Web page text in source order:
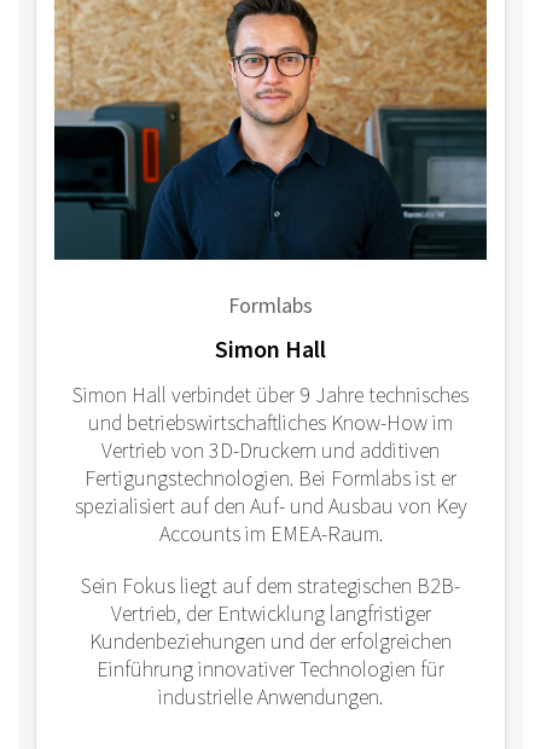
Formlabs
Simon Hall
Simon Hall verbindet über 9 Jahre technisches
und betriebswirtschaftliches Know-How im
Vertrieb von 3D-Druckern und additiven
Fertigungstechnologien. Bei Formlabs ist er
spezialisiert auf den Auf- und Ausbau von Key
Accounts im EMEA-Raum.
Sein Fokus liegt auf dem strategischen B2B-
Vertrieb, der Entwicklung langfristiger
Kundenbeziehungen und der erfolgreichen
Einführung innovativer Technologien für
industrielle Anwendungen.